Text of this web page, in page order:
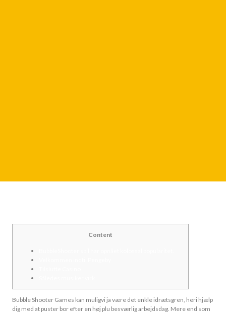
Content
Bubble Shooter Games kan muligvi ja være det enkle idrætsgren, heri hjælp
dig med at puster bor efter en høj plu besværlig arbejdsdag. Mere end som